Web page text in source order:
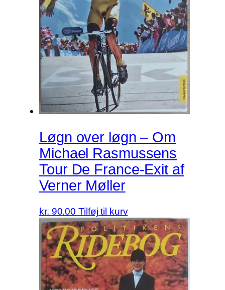
Løgn over løgn – Om
Michael Rasmussens
Tour De France-Exit af
Verner Møller
kr. 90.00 Tilføj til kurv